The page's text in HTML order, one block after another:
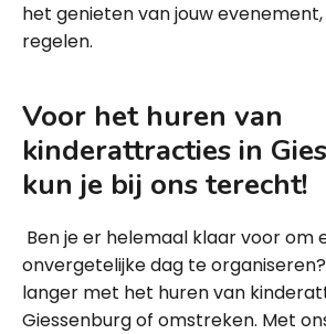
het genieten van jouw
regelen.
Voor het huren van
kinderattracties in
kun je bij ons terecht!
Ben je er helemaal klaar voor om
onvergetelijke dag te
langer met het huren van
Giessenburg of omstreken. Met